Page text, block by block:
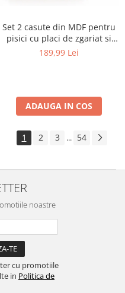
Set 2 casute din MDF pentru
pisici cu placi de zgariat si
terasa, Buntz, pentru interior,
189,99 Lei
ADAUGA IN COS
1 2 3 ... 54
noastre
cu promotiile
in Politica de